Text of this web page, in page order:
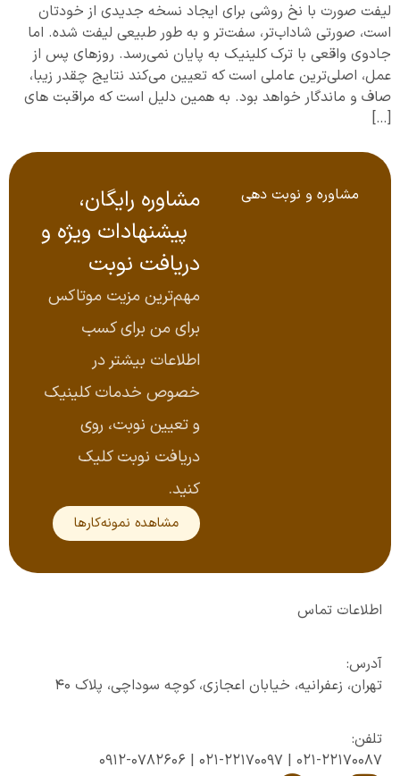
لیفت صورت با نخ روشی برای ایجاد نسخه جدیدی از خودتان
است، صورتی شاداب‌تر، سفت‌تر و به طور طبیعی لیفت شده. اما
جادوی واقعی با ترک کلینیک به پایان نمی‌رسد. روزهای پس از
عمل، اصلی‌ترین عاملی است که تعیین می‌کند نتایج چقدر زیبا،
صاف و ماندگار خواهد بود. به همین دلیل است که مراقبت‌ های
[…]
مشاوره و نوبت‌ دهی
مشاوره رایگان،
پیشنهادات ویژه و
دریافت نوبت
مهم‌ترین مزیت موتاکس
برای من برای کسب
اطلاعات بیشتر در
خصوص خدمات کلینیک
و تعیین نوبت، روی
دریافت نوبت کلیک
کنید.
مشاهده نمونه‌کارها
اطلاعات تماس
آدرس:
تهران، زعفرانیه، خیابان اعجازی، کوچه سوداچی، پلاک ۴۰
تلفن:
021-22170087
|
021-22170097
|
0912-0782606